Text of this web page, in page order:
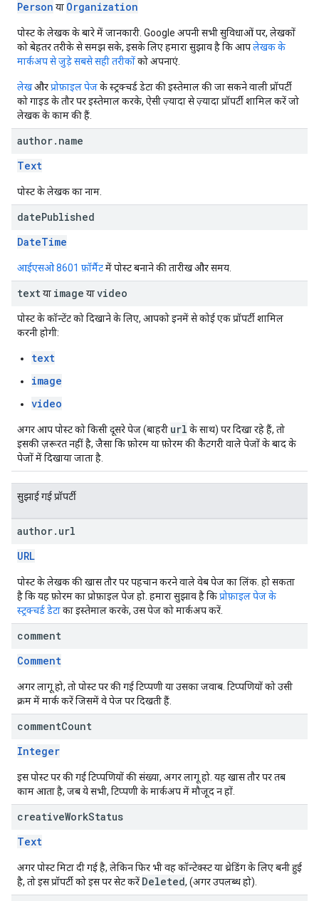
Person या Organization
पोस्ट के लेखक के बारे में जानकारी. Google अपनी सभी सुविधाओं पर, लेखकों
को बेहतर तरीके से समझ सके, इसके लिए हमारा सुझाव है कि आपलेखक के
मार्कअप से जुड़े सबसे सही तरीकोंको अपनाएं.
लेखऔरप्रोफ़ाइल पेजके स्ट्रक्चर्ड डेटा की इस्तेमाल की जा सकने वाली प्रॉपर्टी
को गाइड के तौर पर इस्तेमाल करके, ऐसी ज़्यादा से ज़्यादा प्रॉपर्टी शामिल करें जो
लेखक के काम की हैं.
author. name
Text
पोस्ट के लेखक का नाम.
datePublished
DateTime
आईएसओ 8601 फ़ॉर्मैटमें पोस्ट बनाने की तारीख और समय.
text या image याvideo
पोस्ट के कॉन्टेंट को दिखाने के लिए, आपको इनमें से कोई एक प्रॉपर्टी शामिल
करनी होगी:
text
image
video
अगर आप पोस्ट को किसी दूसरे पेज (बाहरी url के साथ) पर दिखा रहे हैं, तो
इसकी ज़रूरत नहीं है, जैसा कि फ़ोरम या फ़ोरम की कैटगरी वाले पेजों के बाद के
पेजों में दिखाया जाता है.
सुझाई गई प्रॉपर्टी
author. url
URL
पोस्ट के लेखक की खास तौर पर पहचान करने वाले वेब पेज का लिंक. हो सकता
है कि यह फ़ोरम का प्रोफ़ाइल पेज हो. हमारा सुझाव है किप्रोफ़ाइल पेज के
स्ट्रक्चर्ड डेटाका इस्तेमाल करके, उस पेज को मार्कअप करें.
comment
Comment
अगर लागू हो, तो पोस्ट पर की गई टिप्पणी या उसका जवाब. टिप्पणियों को उसी
क्रम में मार्क करें जिसमें वे पेज पर दिखती हैं.
commentCount
Integer
इस पोस्ट पर की गई टिप्पणियों की संख्या, अगर लागू हो. यह खास तौर पर तब
काम आता है, जब ये सभी, टिप्पणी के मार्कअप में मौजूद न हों.
creativeWorkStatus
Text
अगर पोस्ट मिटा दी गई है, लेकिन फिर भी वह कॉन्टेक्स्ट या थ्रेडिंग के लिए बनी हुई
है, तो इस प्रॉपर्टी को इस पर सेट करें Deleted, (अगर उपलब्ध हो).